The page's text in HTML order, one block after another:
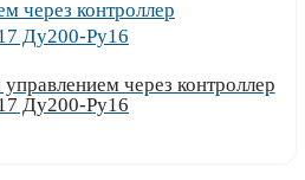
через контроллер
Ду200-Ру16